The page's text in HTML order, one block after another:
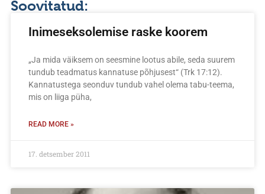
Soovitatud:
Inimeseksolemise raske koorem
„Ja mida väiksem on seesmine lootus abile, seda suurem
tundub teadmatus kannatuse põhjusest“ (Trk 17:12).
Kannatustega seonduv tundub vahel olema tabu-teema,
mis on liiga püha,
READ MORE »
17. detsember 2011